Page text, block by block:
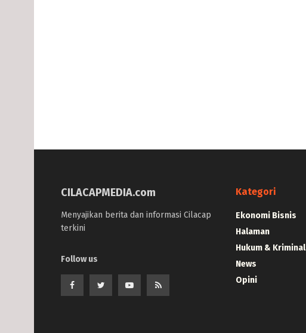
CILACAPMEDIA.com
Menyajikan berita dan informasi Cilacap
terkini
Follow us
Kategori
Ekonomi Bisnis
Halaman
Hukum & Kriminal
News
Opini